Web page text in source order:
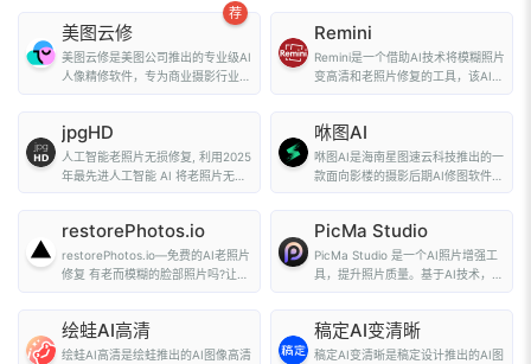
荐
美图云修
美图云修是美图公司推出的专业级AI
人像精修软件，专为商业摄影行业设
Remini
Remini是一个借助AI技术将模糊照片
变高清和老照片修复的工具，该AI修
jpgHD
人工智能老照片无损修复, 利用2025
年最先进人工智能 AI 将老照片无损
咻图AI
咻图AI是海南星图速云科技推出的一
款面向影楼的摄影后期AI修图软件，
restorePhotos.io
restorePhotos.io—免费的AI老照片
修复 有老而模糊的脸部照片吗?让我
PicMa Studio
PicMa Studio 是一个AI照片增强工
具，提升照片质量。基于AI技术，支
绘蛙AI高清
绘蛙AI高清是绘蛙推出的AI图像高清
稿定AI变清晰
稿定AI变清晰是稿定设计推出的AI图